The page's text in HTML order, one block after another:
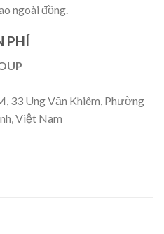
ngoài đồng.
PHÍ
33 Ung Văn Khiêm, Phường
Việt Nam